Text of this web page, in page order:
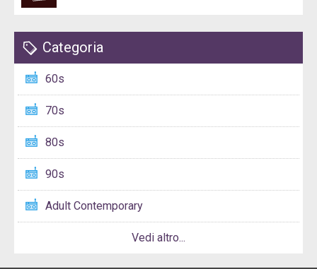
Categoria
60s
70s
80s
90s
Adult Contemporary
Vedi altro...